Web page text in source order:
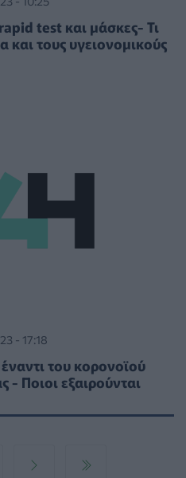
test και μάσκες- Τι
και τους υγειονομικούς
- 17:18
του κορονοϊού
Ποιοι εξαιρούνται